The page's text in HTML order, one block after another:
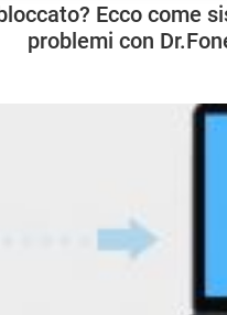
Ecco come
problemi con